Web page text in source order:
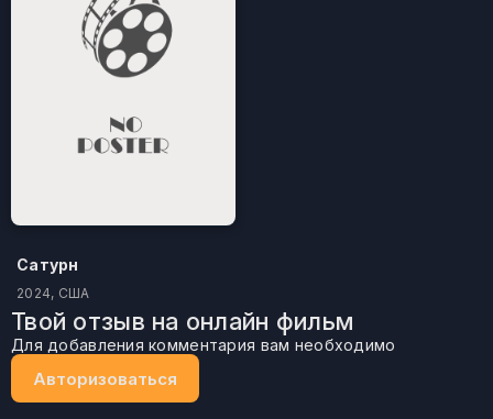
Сатурн
2024, США
Твой отзыв на онлайн фильм
Для добавления комментария вам необходимо
Авторизоваться